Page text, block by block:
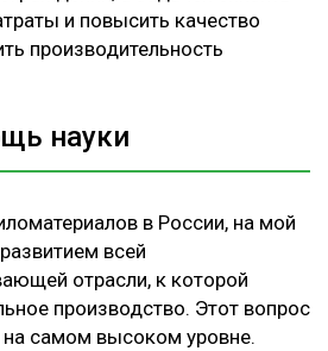
и повысить качество
производительность
науки
в России, на мой
всей
отрасли, к которой
производство. Этот вопрос
самом высоком уровне.